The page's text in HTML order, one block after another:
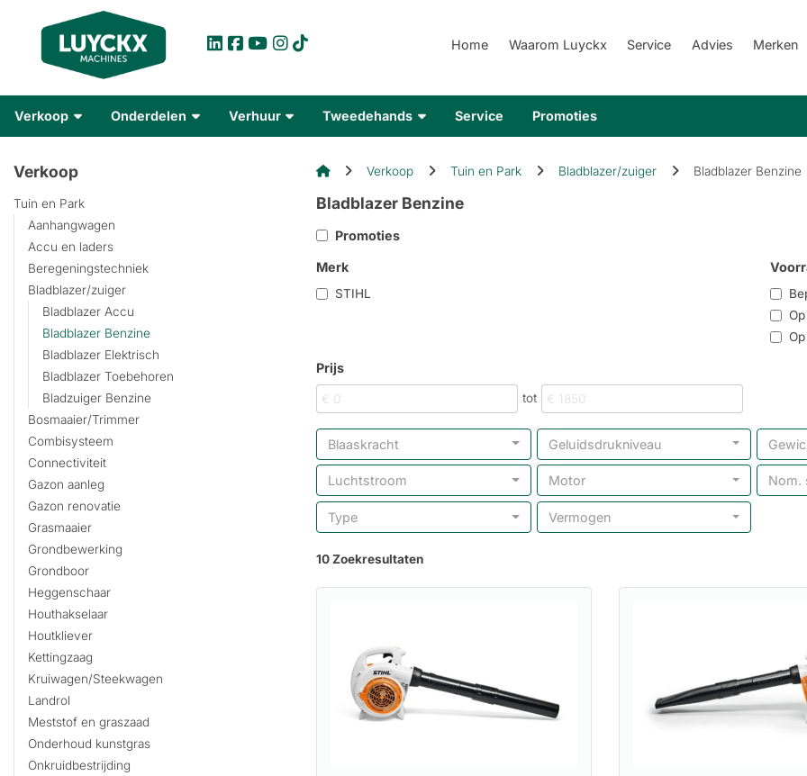
Home Waarom Luyckx Service Advies Merken
Verkoop Onderdelen Verhuur Tweedehands Service Promoties
Verkoop
Tuin en Park
Aanhangwagen
Accu en laders
Beregeningstechniek
Bladblazer/zuiger
Bladblazer Accu
Bladblazer Benzine
Bladblazer Elektrisch
Bladblazer Toebehoren
Bladzuiger Benzine
Bosmaaier/Trimmer
Combisysteem
Connectiviteit
Gazon aanleg
Gazon renovatie
Grasmaaier
Grondbewerking
Grondboor
Heggenschaar
Houthakselaar
Houtkliever
Kettingzaag
Kruiwagen/Steekwagen
Landrol
Meststof en graszaad
Onderhoud kunstgras
Onkruidbestrijding
Verkoop Tuin en Park Bladblazer/zuiger Bladblazer Benzine
Bladblazer Benzine
Promoties
Merk
STIHL
Prijs
tot
Blaaskracht Geluidsdrukniveau
Luchtstroom Motor Nom.
Type Vermogen
10 Zoekresultaten